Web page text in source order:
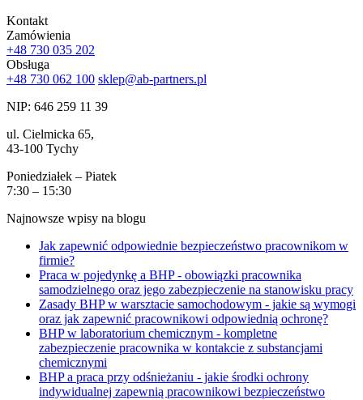
Kontakt
Zamówienia
+48 730 035 202
Obsługa
+48 730 062 100 sklep@ab-partners.pl
NIP: 646 259 11 39
ul. Cielmicka 65,
43-100 Tychy
Poniedziałek – Piatek
7:30 – 15:30
Najnowsze wpisy na blogu
Jak zapewnić odpowiednie bezpieczeństwo pracownikom w
firmie?
Praca w pojedynkę a BHP - obowiązki pracownika
samodzielnego oraz jego zabezpieczenie na stanowisku pracy
Zasady BHP w warsztacie samochodowym - jakie są wymogi
oraz jak zapewnić pracownikowi odpowiednią ochronę?
BHP w laboratorium chemicznym - kompletne
zabezpieczenie pracownika w kontakcie z substancjami
chemicznymi
BHP a praca przy odśnieżaniu - jakie środki ochrony
indywidualnej zapewnią pracownikowi bezpieczeństwo